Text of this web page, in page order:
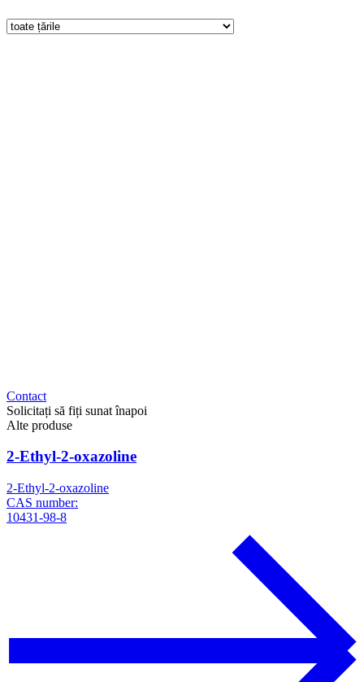
Contact
Solicitați să fiți sunat înapoi
Alte produse
2-Ethyl-2-oxazoline
2-Ethyl-2-oxazoline
CAS number:
10431-98-8